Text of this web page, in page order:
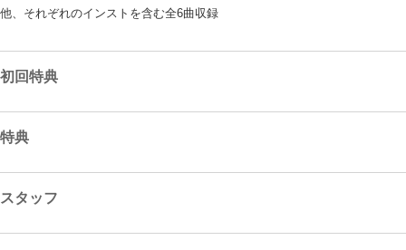
他、それぞれのインストを含む全6曲収録
初回特典
特典
スタッフ